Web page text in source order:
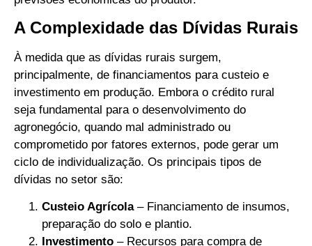
A Complexidade das Dívidas Rurais
À medida que as dívidas rurais surgem,
principalmente, de financiamentos para custeio e
investimento em produção. Embora o crédito rural
seja fundamental para o desenvolvimento do
agronegócio, quando mal administrado ou
comprometido por fatores externos, pode gerar um
ciclo de individualização. Os principais tipos de
dívidas no setor são:
Custeio Agrícola– Financiamento de insumos,
preparação do solo e plantio.
Investimento – Recursos para compra de